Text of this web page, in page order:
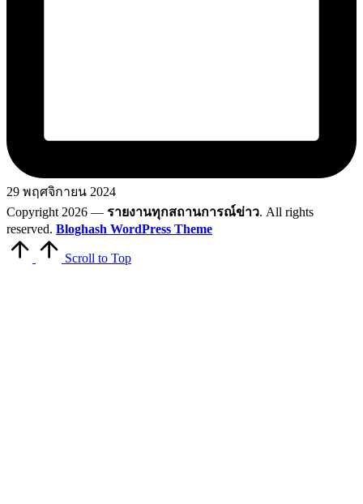
29 พฤศจิกายน 2024
Copyright 2026 — รายงานทุกสถานการณ์ข่าว. All rights
reserved. Bloghash WordPress Theme
Scroll to Top